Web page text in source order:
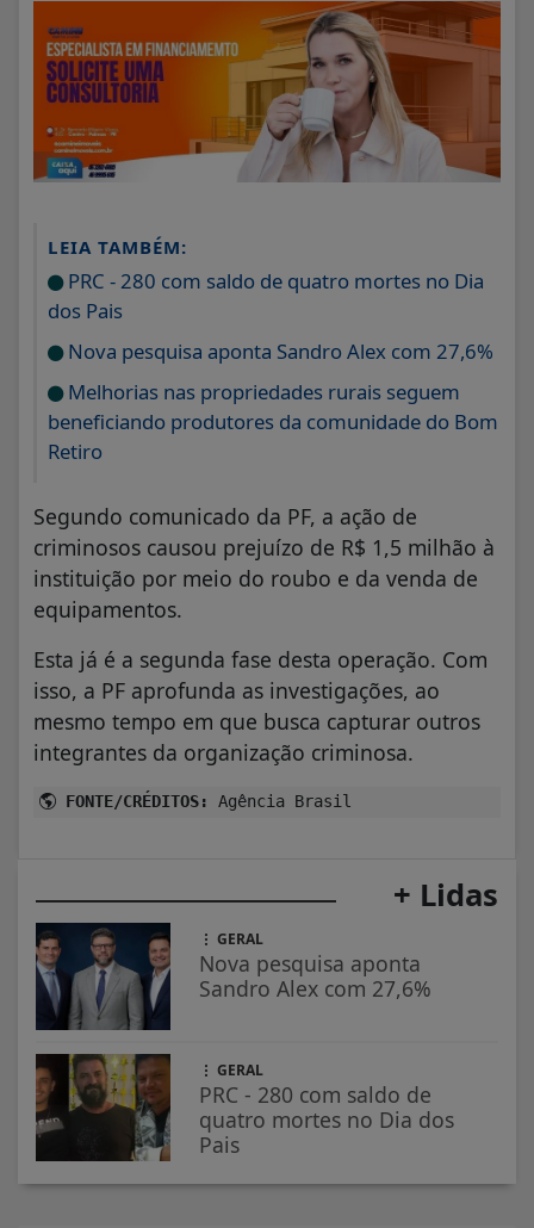
LEIA TAMBÉM:
PRC - 280 com saldo de quatro mortes no Dia
dos Pais
Nova pesquisa aponta Sandro Alex com 27,6%
Melhorias nas propriedades rurais seguem
beneficiando produtores da comunidade do Bom
Retiro
Segundo comunicado da PF, a ação de
criminosos causou prejuízo de R$ 1,5 milhão à
instituição por meio do roubo e da venda de
equipamentos.
Esta já é a segunda fase desta operação. Com
isso, a PF aprofunda as investigações, ao
mesmo tempo em que busca capturar outros
integrantes da organização criminosa.
FONTE/CRÉDITOS: Agência Brasil
+ Lidas
GERAL
Nova pesquisa aponta
Sandro Alex com 27,6%
GERAL
PRC - 280 com saldo de
quatro mortes no Dia dos
Pais